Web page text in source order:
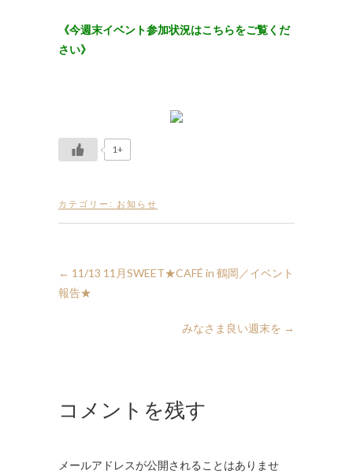
《今週末イベント参加状況はこちらをご覧くだ
さい》
1+
カテゴリー: お知らせ
← 11/13 11月SWEET★CAFÉ in 鶴岡／イベント
報告★
みなさま良い週末を →
コメントを残す
メールアドレスが公開されることはありませ